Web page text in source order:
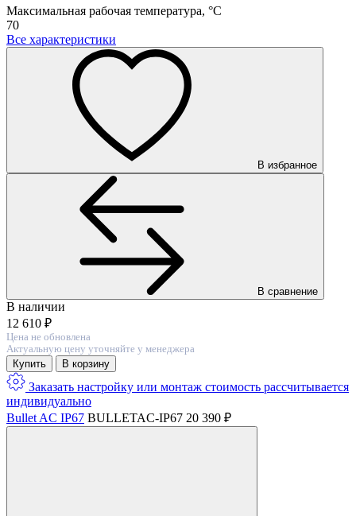
Максимальная рабочая температура, °C
70
Все характеристики
В избранное
В сравнение
В наличии
12 610 ₽
Цена не обновлена
Актуальную цену уточняйте у менеджера
Купить В корзину
Заказать настройку или монтаж стоимость расcчитывается
индивидуально
Bullet AC IP67 BULLETAC-IP67 20 390 ₽